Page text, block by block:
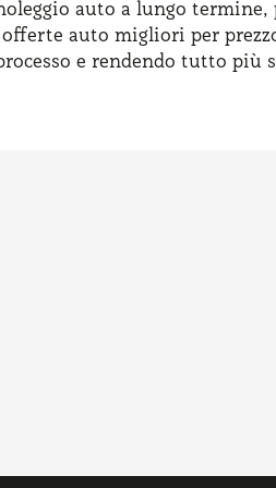
auto a lungo
auto migliori per
e rendendo tutto più